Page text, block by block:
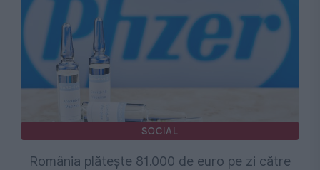
SOCIAL
România plătește 81.000 de euro pe zi către